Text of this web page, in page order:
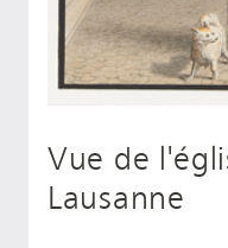
Vue de
Lausanne